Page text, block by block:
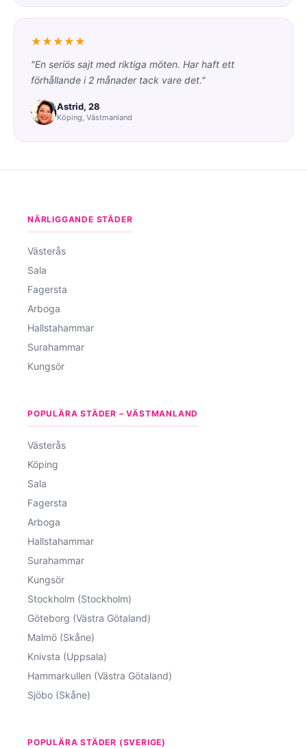
★★★★★
"En seriös sajt med riktiga möten. Har haft ett
förhållande i 2 månader tack vare det."
Astrid, 28
Köping, Västmanland
NÄRLIGGANDE STÄDER
Västerås
Sala
Fagersta
Arboga
Hallstahammar
Surahammar
Kungsör
POPULÄRA STÄDER – VÄSTMANLAND
Västerås
Köping
Sala
Fagersta
Arboga
Hallstahammar
Surahammar
Kungsör
Stockholm (Stockholm)
Göteborg (Västra Götaland)
Malmö (Skåne)
Knivsta (Uppsala)
Hammarkullen (Västra Götaland)
Sjöbo (Skåne)
POPULÄRA STÄDER (SVERIGE)